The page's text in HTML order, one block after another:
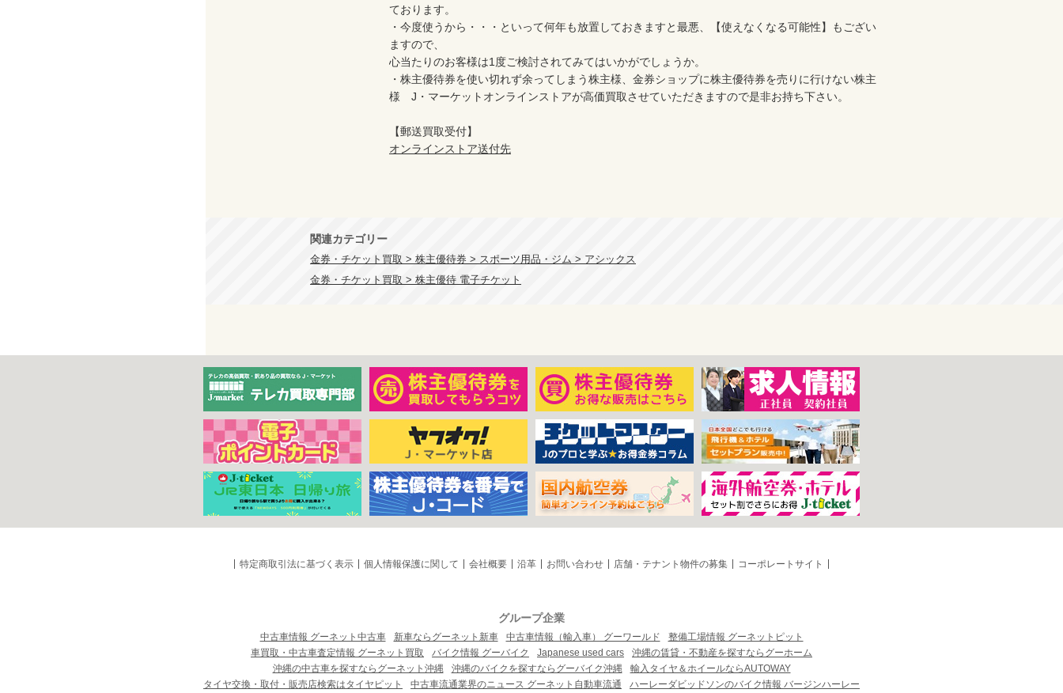
ております。
・今度使うから・・・といって何年も放置しておきますと最悪、【使えなくなる可能性】もござい
ますので、
心当たりのお客様は1度ご検討されてみてはいかがでしょうか。
・株主優待券を使い切れず余ってしまう株主様、金券ショップに株主優待券を売りに行けない株主
様　J・マーケットオンラインストアが高価買取させていただきますので是非お持ち下さい。
オンラインストア送付先
関連カテゴリー
金券・チケット買取 > 株主優待券 > スポーツ用品・ジム > アシックス
金券・チケット買取 > 株主優待 電子チケット
特定商取引法に基づく表示 個人情報保護に関して 会社概要 沿革 お問い合わせ 店舗・テナント物件の募集 コーポレートサイト
グループ企業
中古車情報 グーネット中古車 新車ならグーネット新車 中古車情報（輸入車） グーワールド
整備工場情報 グーネットピット
車買取・中古車査定情報 グーネット買取
バイク情報 グーバイク Japanese used cars
沖縄の賃貸・不動産を探すならグーホーム
沖縄の中古車を探すならグーネット沖縄
沖縄のバイクを探すならグーバイク沖縄
輸入タイヤ＆ホイールならAUTOWAY
タイヤ交換・取付・販売店検索はタイヤピット
中古車流通業界のニュース グーネット自動車流通 ハーレーダビッドソンのバイク情報 バージンハーレー